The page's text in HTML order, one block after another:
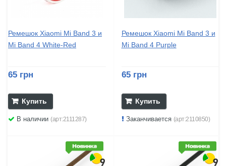
Ремешок Xiaomi Mi Band 3 и
Mi Band 4 White-Red
65 грн
Купить
В наличии (арт:2111287)
Ремешок Xiaomi Mi Band 3 и
Mi Band 4 Purple
65 грн
Купить
Заканчивается (арт:2110850)